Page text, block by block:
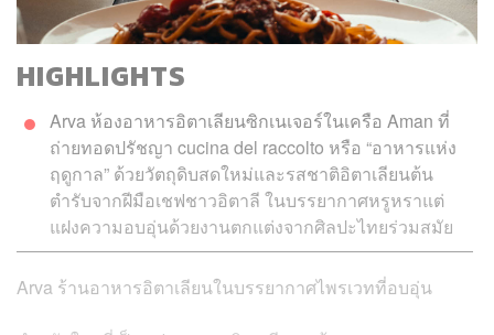
HIGHLIGHTS
Arva ห้องอาหารอิตาเลียนซิกเนเจอร์ในเครือ Aman ที่
ถ่ายทอดปรัชญา cucina del raccolto หรือ “อาหารแห่ง
ฤดูกาล” ด้วยวัตถุดิบสดใหม่และรสชาติอิตาเลียนต้น
ตำรับจากฝีมือเชฟชาวอิตาลี ในบรรยากาศหรูหราแต่
แฝงความอบอุ่นด้วยงานตกแต่งจากศิลปะไทยร่วมสมัย
Arva ร้านอาหารอิตาเลียนในบรรยากาศไพรเวทที่อบอุ่น